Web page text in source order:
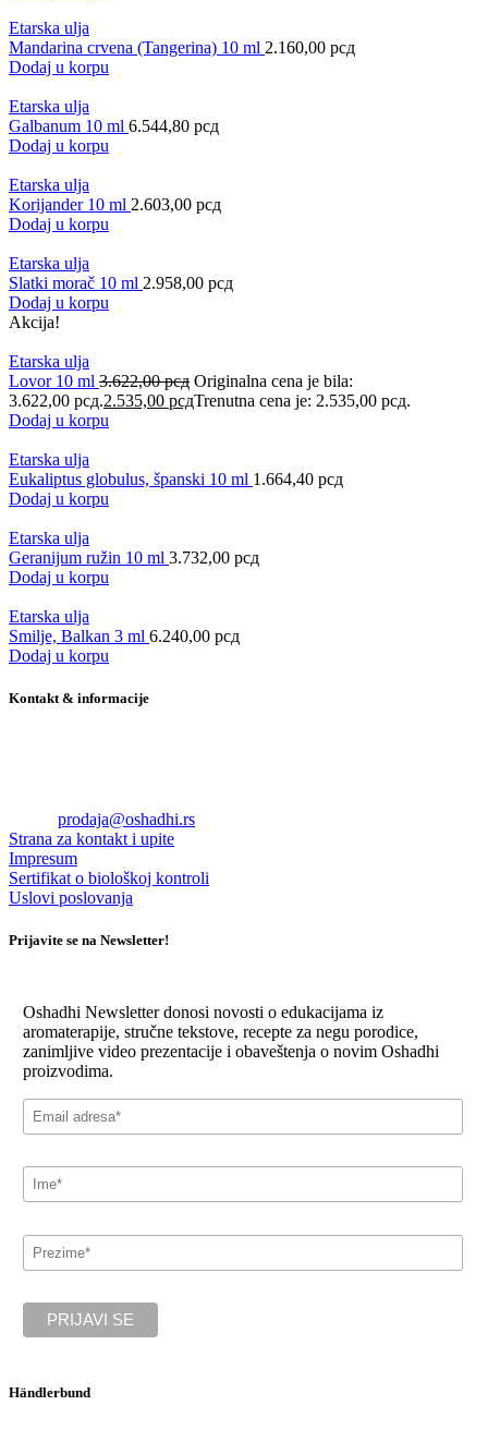
Etarska ulja
Mandarina crvena (Tangerina) 10 ml 2.160,00 рсд
Dodaj u korpu
Etarska ulja
Galbanum 10 ml 6.544,80 рсд
Dodaj u korpu
Etarska ulja
Korijander 10 ml 2.603,00 рсд
Dodaj u korpu
Etarska ulja
Slatki morač 10 ml 2.958,00 рсд
Dodaj u korpu
Akcija!
Etarska ulja
Lovor 10 ml 3.622,00рсд Originalna cena je bila:
3.622,00 рсд.2.535,00 рсдTrenutna cena je: 2.535,00 рсд.
Dodaj u korpu
Etarska ulja
Eukaliptus globulus, španski 10 ml 1.664,40 рсд
Dodaj u korpu
Etarska ulja
Geranijum ružin 10 ml 3.732,00 рсд
Dodaj u korpu
Etarska ulja
Smilje, Balkan 3 ml 6.240,00 рсд
Dodaj u korpu
Kontakt & informacije
prodaja@oshadhi.rs
Strana za kontakt i upite
Impresum
Sertifikat o biološkoj kontroli
Uslovi poslovanja
Prijavite se na Newsletter!
Oshadhi Newsletter donosi novosti o edukacijama iz
aromaterapije, stručne tekstove, recepte za negu porodice,
zanimljive video prezentacije i obaveštenja o novim Oshadhi
proizvodima.
Händlerbund